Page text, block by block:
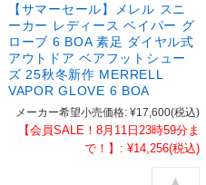
【サマーセール】メレル スニ
ーカー レディース ベイパー グ
ローブ 6 BOA 素足 ダイヤル式
アウトドア ベアフットシュー
ズ 25秋冬新作 MERRELL
VAPOR GLOVE 6 BOA
メーカー希望小売価格: ¥17,600(税込)
【会員SALE！8月11日23時59分ま
で！】: ¥14,256(税込)